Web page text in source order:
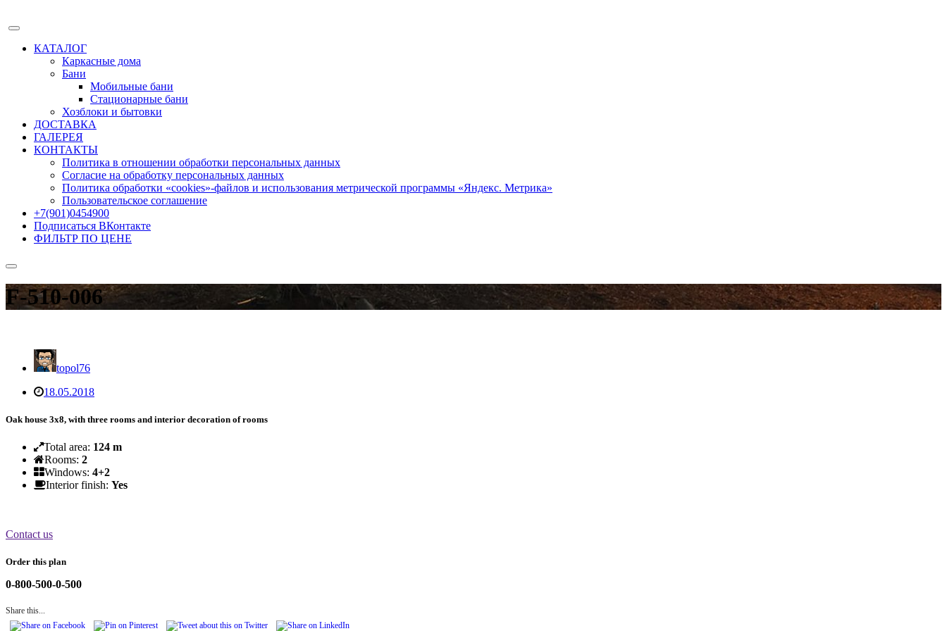
КАТАЛОГ
Каркасные дома
Бани
Мобильные бани
Стационарные бани
Хозблоки и бытовки
ДОСТАВКА
ГАЛЕРЕЯ
КОНТАКТЫ
Политика в отношении обработки персональных данных
Согласие на обработку персональных данных
Политика обработки «cookies»-файлов и использования метрической программы «Яндекс. Метрика»
Пользовательское соглашение
+7(901)0454900
Подписаться ВКонтакте
ФИЛЬТР ПО ЦЕНЕ
F-510-006
topol76
18.05.2018
Oak house 3x8, with three rooms and interior decoration of rooms
Total area: 124 m
Rooms: 2
Windows: 4+2
Interior finish: Yes
Contact us
Order this plan
0-800-500-0-500
Share this...